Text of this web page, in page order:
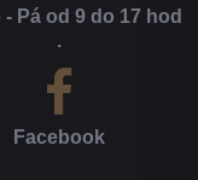
- Pá od 9 do 17 hod​
.
Facebook